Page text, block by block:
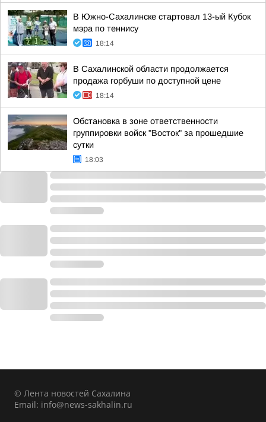
В Южно-Сахалинске стартовал 13-ый Кубок
мэра по теннису
18:14
В Сахалинской области продолжается
продажа горбуши по доступной цене
18:14
Обстановка в зоне ответственности
группировки войск "Восток" за прошедшие
сутки
18:03
© Лента новостей Сахалина
Email: info@news-sakhalin.ru